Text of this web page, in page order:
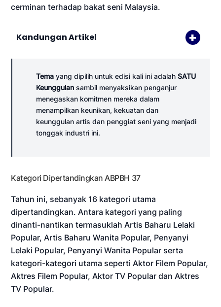
cerminan terhadap bakat seni Malaysia.
Kandungan Artikel
Tema yang dipilih untuk edisi kali ini adalahSATU
Keunggulan sambil menyaksikan penganjur
menegaskan komitmen mereka dalam
menampilkan keunikan, kekuatan dan
keunggulan artis dan penggiat seni yang menjadi
tonggak industri ini.
Kategori Dipertandingkan ABPBH 37
Tahun ini, sebanyak 16 kategori utama
dipertandingkan. Antara kategori yang paling
dinanti-nantikan termasuklah Artis Baharu Lelaki
Popular, Artis Baharu Wanita Popular, Penyanyi
Lelaki Popular, Penyanyi Wanita Popular serta
kategori-kategori utama seperti Aktor Filem Popular,
Aktres Filem Popular, Aktor TV Popular dan Aktres
TV Popular.